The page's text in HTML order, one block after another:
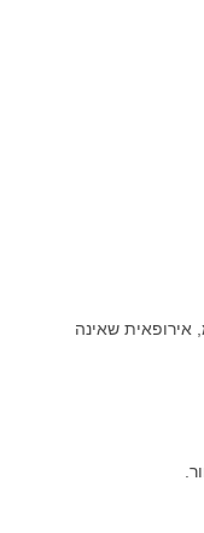
304 (18/10) בעובי 1.2 מ"מ, אירופאית שאינה